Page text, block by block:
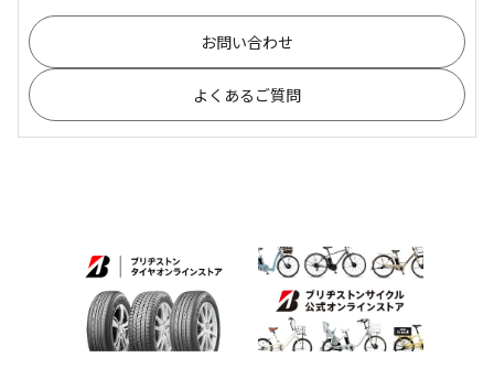
お問い合わせ
よくあるご質問